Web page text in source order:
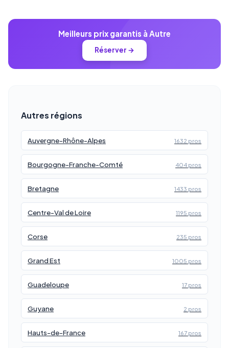
Meilleurs prix garantis à Autre
Réserver →
Autres régions
Auvergne-Rhône-Alpes 1632 pros
Bourgogne-Franche-Comté 404 pros
Bretagne 1433 pros
Centre-Val de Loire 1195 pros
Corse 235 pros
Grand Est 1005 pros
Guadeloupe 17 pros
Guyane 2 pros
Hauts-de-France 167 pros